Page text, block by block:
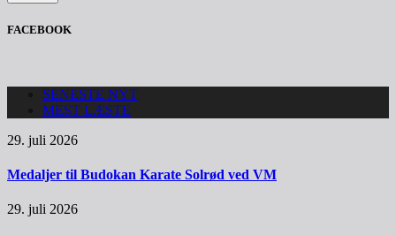
FACEBOOK
SENESTE NYT
MEST LÆSTE
29. juli 2026
Medaljer til Budokan Karate Solrød ved VM
29. juli 2026